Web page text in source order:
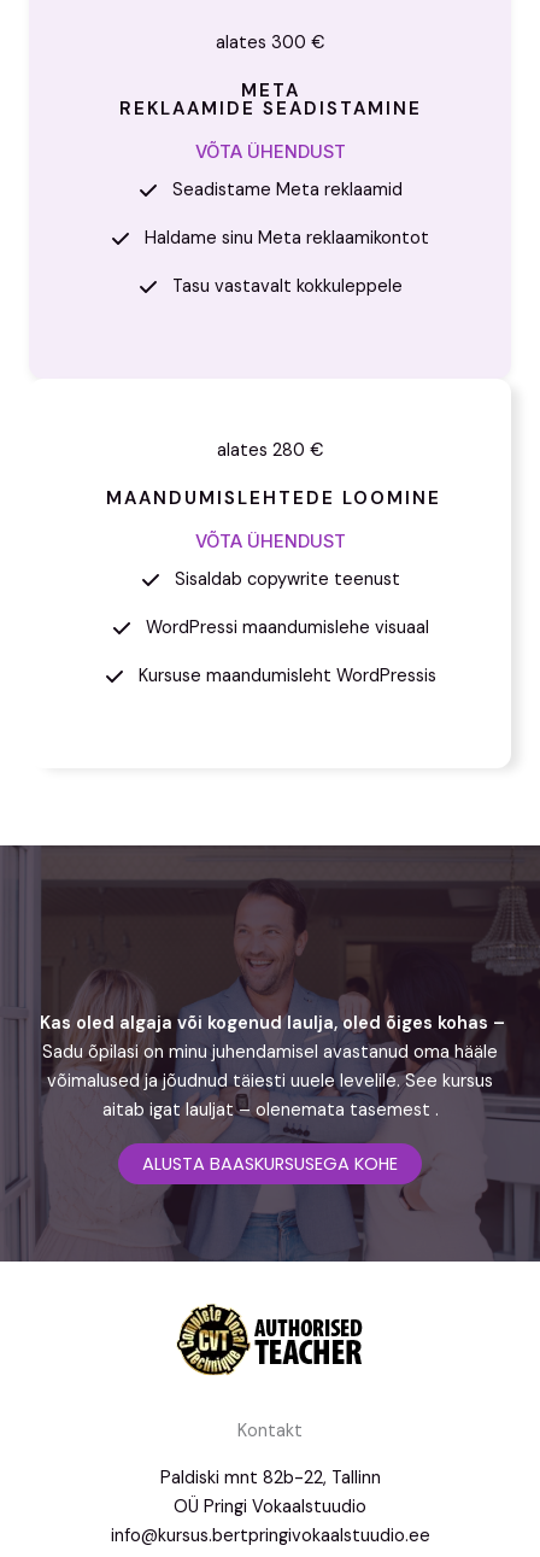
alates 300 €
META
REKLAAMIDE SEADISTAMINE
VÕTA ÜHENDUST
Seadistame Meta reklaamid
Haldame sinu Meta reklaamikontot
Tasu vastavalt kokkuleppele
alates 280 €
MAANDUMISLEHTEDE LOOMINE
VÕTA ÜHENDUST
Sisaldab copywrite teenust
WordPressi maandumislehe visuaal
Kursuse maandumisleht WordPressis
Kas oled algaja või kogenud laulja, oled õiges kohas –
Sadu õpilasi on minu juhendamisel avastanud oma hääle
võimalused ja jõudnud täiesti uuele levelile. See kursus
aitab igat lauljat – olenemata tasemest .
ALUSTA BAASKURSUSEGA KOHE
Kontakt
Paldiski mnt 82b-22, Tallinn
OÜ Pringi Vokaalstuudio
info@kursus.bertpringivokaalstuudio.ee